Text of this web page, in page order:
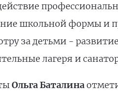
школьной формы и
за детьми -
лагеря и
Ольга Баталина